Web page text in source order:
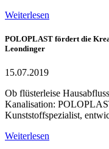
Weiterlesen
POLOPLAST fördert die
Leondinger
15.07.2019
Ob flüsterleise
Kanalisation:
Kunststoffspezialist,
Weiterlesen